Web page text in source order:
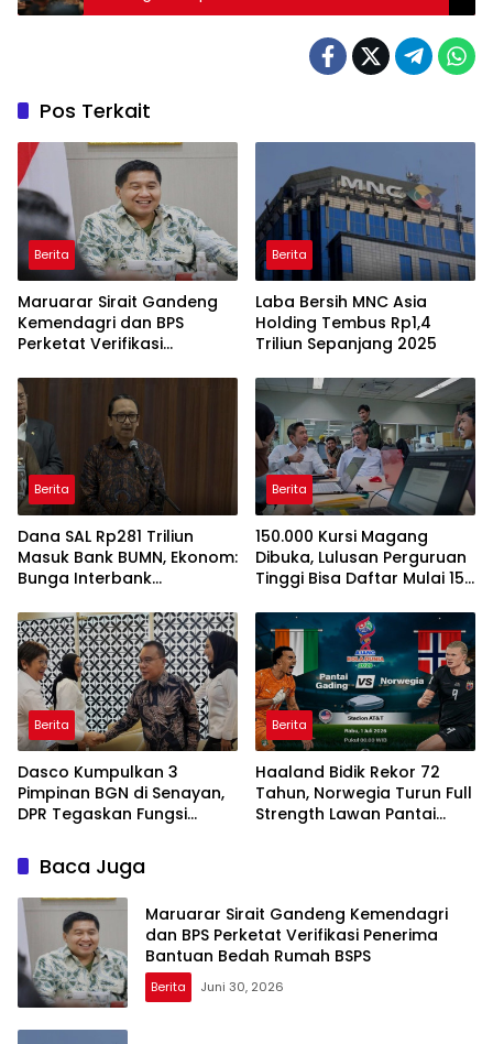
Pos Terkait
Berita
Maruarar Sirait Gandeng
Kemendagri dan BPS
Perketat Verifikasi
Rumah BSPS
Berita
Laba Bersih MNC Asia
Holding Tembus Rp1,4
Triliun Sepanjang 2025
Berita
Dana SAL Rp281 Triliun
Masuk Bank BUMN, Ekonom:
Bunga Interbank
Berita
150.000 Kursi Magang
Dibuka, Lulusan Perguruan
Tinggi Bisa Daftar Mulai 15
Berita
Dasco Kumpulkan 3
Pimpinan BGN di Senayan,
DPR Tegaskan Fungsi
Berita
Haaland Bidik Rekor 72
Tahun, Norwegia Turun Full
Strength Lawan Pantai
Baca Juga
Maruarar Sirait Gandeng Kemendagri
dan BPS Perketat Verifikasi Penerima
Bantuan Bedah Rumah BSPS
Berita Juni 30, 2026